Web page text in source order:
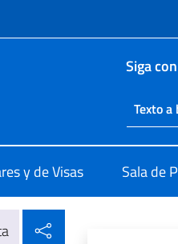
Siga
Buscar en el sitio
y de Visas Sala de